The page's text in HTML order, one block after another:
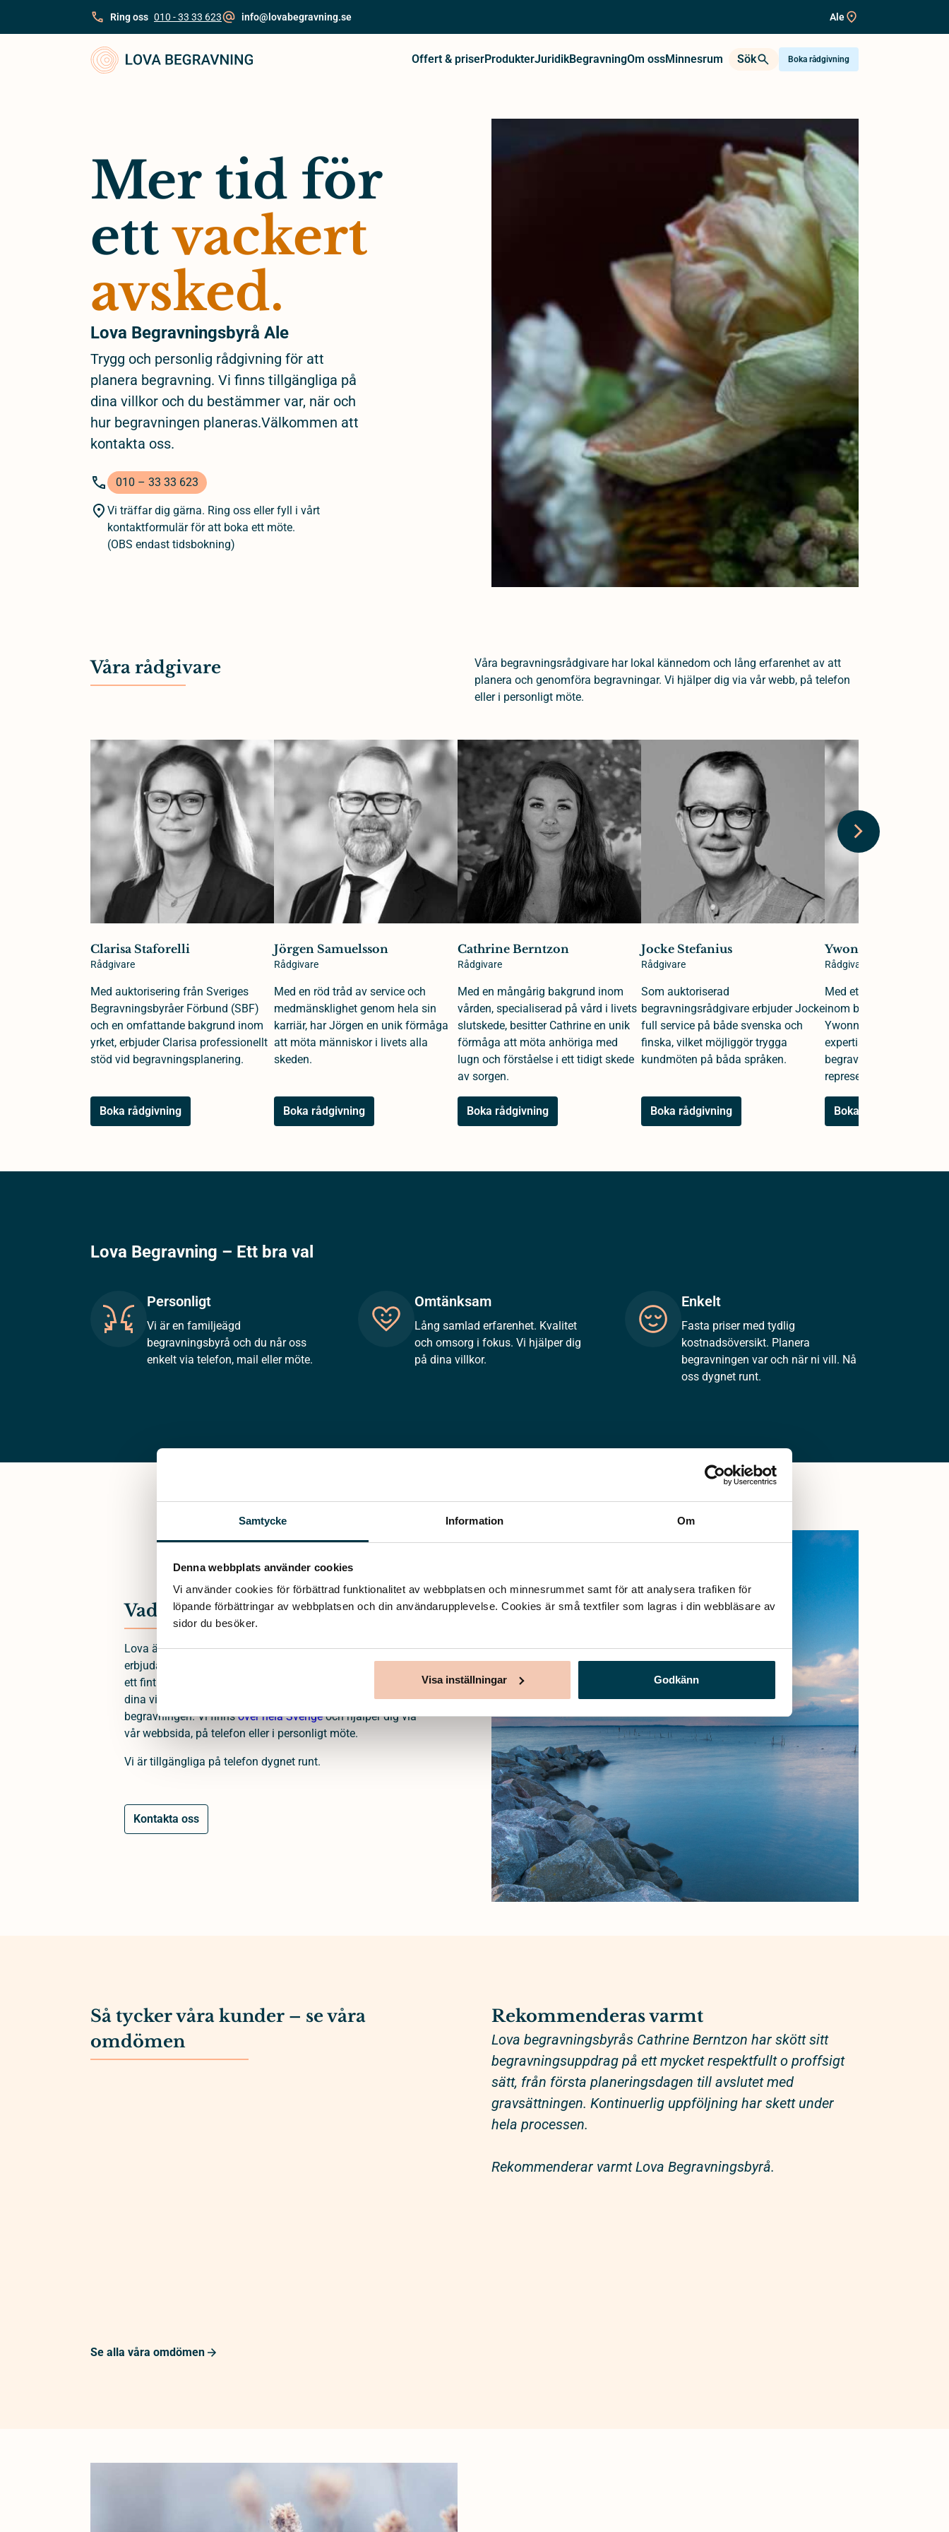
Samtycke Information Om
Denna webbplats använder cookies
Vi använder cookies för förbättrad funktionalitet av webbplatsen och minnesrummet samt för att analysera trafiken för
löpande förbättringar av webbplatsen och din användarupplevelse. Cookies är små textfiler som lagras i din webbläsare av
sidor du besöker.
Visa inställningar Godkänn
Ring oss 010 - 33 33 623 info@lovabegravning.se Ale
Offert & priserProdukterJuridikBegravningOm ossMinnesrum Sök Boka rådgivning
Mer tid för
ett vackert
avsked.
Lova Begravningsbyrå Ale
Trygg och personlig rådgivning för att
planera begravning. Vi finns tillgängliga på
dina villkor och du bestämmer var, när och
hur begravningen planeras.Välkommen att
kontakta oss.
010 – 33 33 623
Vi träffar dig gärna. Ring oss eller fyll i vårt
kontaktformulär för att boka ett möte.
(OBS endast tidsbokning)
Våra rådgivare
Våra begravningsrådgivare har lokal kännedom och lång erfarenhet av att
planera och genomföra begravningar. Vi hjälper dig via vår webb, på telefon
eller i personligt möte.
Clarisa Staforelli
Rådgivare
Med auktorisering från Sveriges
Begravningsbyråer Förbund (SBF)
och en omfattande bakgrund inom
yrket, erbjuder Clarisa professionellt
stöd vid begravningsplanering.
Boka rådgivning
Jörgen Samuelsson
Rådgivare
Med en röd tråd av service och
medmänsklighet genom hela sin
karriär, har Jörgen en unik förmåga
att möta människor i livets alla
skeden.
Boka rådgivning
Cathrine Berntzon
Rådgivare
Med en mångårig bakgrund inom
vården, specialiserad på vård i livets
slutskede, besitter Cathrine en unik
förmåga att möta anhöriga med
lugn och förståelse i ett tidigt skede
av sorgen.
Boka rådgivning
Jocke Stefanius
Rådgivare
Som auktoriserad
begravningsrådgivare erbjuder Jocke
full service på både svenska och
finska, vilket möjliggör trygga
kundmöten på båda språken.
Boka rådgivning
Ywonne Gullsby
Rådgivare
Med ett kvarts sekel av
inom
Ywonne en djup och
expertis i rollerna som
begravningsrådgivare
representant.
Boka rådgivning
Lova Begravning – Ett bra val
Personligt
Vi är en familjeägd
begravningsbyrå och du når oss
enkelt via telefon, mail eller möte.
Omtänksam
Lång samlad erfarenhet. Kvalitet
och omsorg i fokus. Vi hjälper dig
på dina villkor.
Enkelt
Fasta priser med tydlig
kostnadsöversikt. Planera
begravningen var och när ni vill. Nå
oss dygnet runt.
Vad vi lovar anhöriga
Lova är en begravningsbyrå som grundades för att kunna
erbjuda människor i sorg ett enkelt och tryggt sätt att ordna
ett fint avsked. Som begravningsbyrå finns vi tillgängliga på
dina villkor och du bestämmer var, när och hur du planerar
begravningen. Vi finnsöver hela Sverigeoch hjälper dig via
vår webbsida, på telefon eller i personligt möte.
Vi är tillgängliga på telefon dygnet runt.
Kontakta oss
Så tycker våra kunder – se våra
omdömen
Rekommenderas varmt
Lova begravningsbyrås Cathrine Berntzon har skött sitt
begravningsuppdrag på ett mycket respektfullt o proffsigt
sätt, från första planeringsdagen till avslutet med
gravsättningen. Kontinuerlig uppföljning har skett under
hela processen.
Rekommenderar varmt Lova Begravningsbyrå.
Se alla våra omdömen